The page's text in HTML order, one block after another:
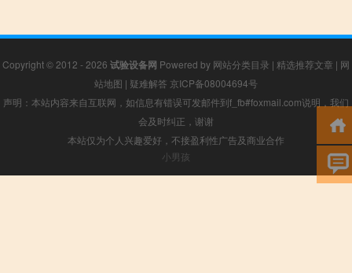
Copyright © 2012 - 2026 试验设备网 Powered by 网站分类目录 | 精选推荐文章 | 网
站地图 | 疑难解答 京ICP备08004694号
声明：本站内容来自互联网，如信息有错误可发邮件到f_fb#foxmail.com说明，我们
会及时纠正，谢谢
本站仅为个人兴趣爱好，不接盈利性广告及商业合作
小男孩